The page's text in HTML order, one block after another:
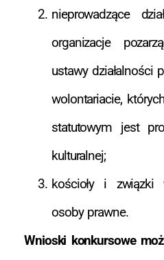
nieprowadzące
organizacje
ustawy działalności
wolontariacie,
statutowym jest
kulturalnej;
kościoły i związki
osoby prawne.
Wnioski konkursowe